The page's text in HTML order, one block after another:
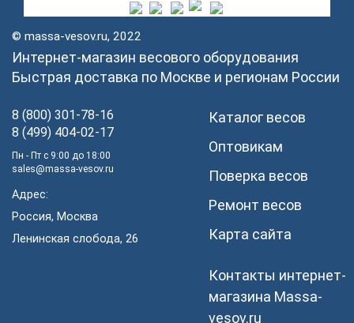
© massa-vesov.ru, 2022
Интернет-магазин весового оборудования
Быстрая доставка по Москве и регионам России
8 (800) 301-78-16
8 (499) 404-02-17
Пн - Пт с 9:00 до 18:00
sales@massa-vesov.ru
Адрес:
Россия, Москва
Ленинская слобода, 26
Каталог весов
Оптовикам
Поверка весов
Ремонт весов
Карта сайта
Контакты интернет-
магазина Мassa-
vesov.ru